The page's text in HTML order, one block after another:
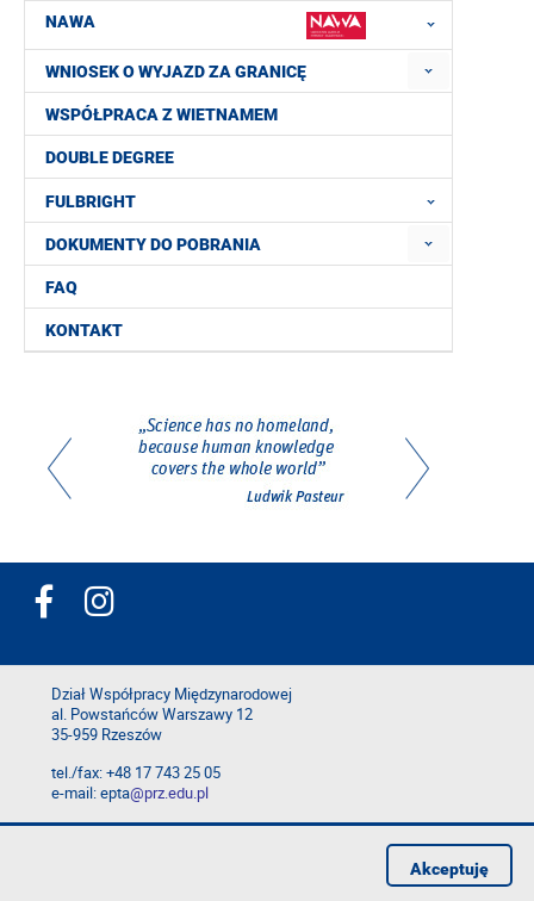
NAWA
WNIOSEK O WYJAZD ZA GRANICĘ
WSPÓŁPRACA Z WIETNAMEM
DOUBLE DEGREE
FULBRIGHT
DOKUMENTY DO POBRANIA
FAQ
KONTAKT
Dział Współpracy Międzynarodowej
al. Powstańców Warszawy 12
35-959 Rzeszów
tel./fax: +48 17 743 25 05
e-mail: epta@prz.edu.pl
Deklaracja dostępności
Akceptuję